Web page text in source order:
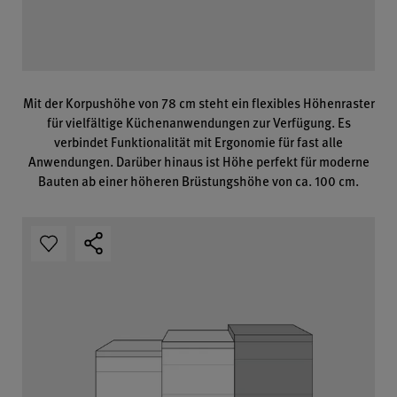
Mit der Korpushöhe von 78 cm steht ein flexibles Höhenraster
für vielfältige Küchenanwendungen zur Verfügung. Es
verbindet Funktionalität mit Ergonomie für fast alle
Anwendungen. Darüber hinaus ist Höhe perfekt für moderne
Bauten ab einer höheren Brüstungshöhe von ca. 100 cm.